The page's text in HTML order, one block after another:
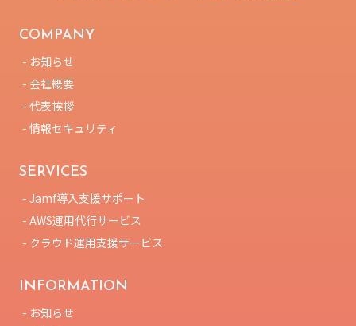
COMPANY
- お知らせ
- 会社概要
- 代表挨拶
- 情報セキュリティ
SERVICES
- Jamf導入支援サポート
- AWS運用代行サービス
- クラウド運用支援サービス
INFORMATION
- お知らせ